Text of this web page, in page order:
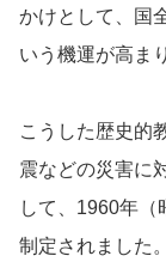
かけとして、国
いう機運が高ま
こうした歴史的
震などの災害に
して、1960年
制定されました。